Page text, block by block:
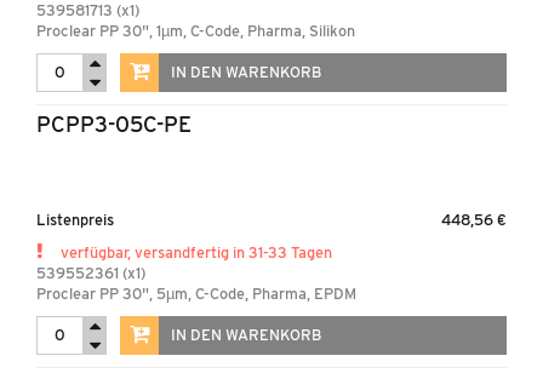
539581713 (x1)
Proclear PP 30", 1µm, C-Code, Pharma, Silikon
IN DEN WARENKORB
PCPP3-05C-PE
Listenpreis
448,56 €
verfügbar, versandfertig in 31-33 Tagen
539552361 (x1)
Proclear PP 30", 5µm, C-Code, Pharma, EPDM
IN DEN WARENKORB